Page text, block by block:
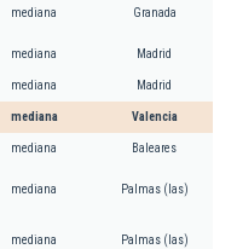
mediana Granada
mediana Madrid
mediana Madrid
mediana Valencia
mediana Baleares
mediana Palmas (las)
mediana Palmas (las)